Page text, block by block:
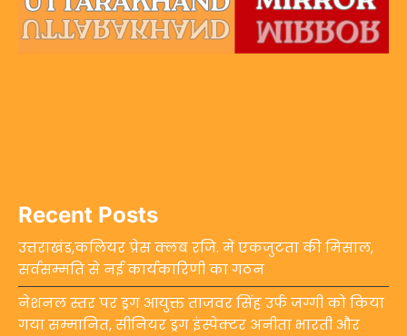
Recent Posts
उत्तराखंड,कलियर प्रेस क्लब रजि. में एकजुटता की मिसाल,
सर्वसम्मति से नई कार्यकारिणी का गठन
नेशनल स्तर पर ड्रग आयुक्त ताजवर सिंह उर्फ जग्गी को किया
गया सम्मानित, सीनियर ड्रग इंस्पेक्टर अनीता भारती और